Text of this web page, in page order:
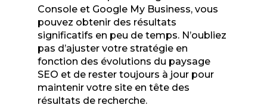
Console et Google My Business, vous
pouvez obtenir des résultats
significatifs en peu de temps. N’oubliez
pas d’ajuster votre stratégie en
fonction des évolutions du paysage
SEO et de rester toujours à jour pour
maintenir votre site en tête des
résultats de recherche.